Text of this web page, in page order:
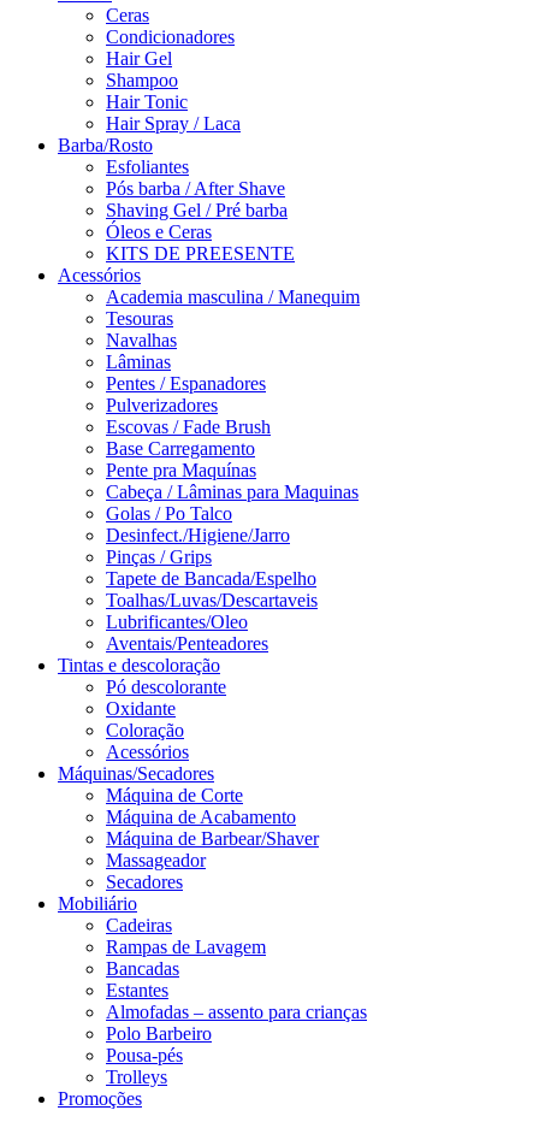
Ceras
Condicionadores
Hair Gel
Shampoo
Hair Tonic
Hair Spray / Laca
Barba/Rosto
Esfoliantes
Pós barba / After Shave
Shaving Gel / Pré barba
Óleos e Ceras
KITS DE PREESENTE
Acessórios
Academia masculina / Manequim
Tesouras
Navalhas
Lâminas
Pentes / Espanadores
Pulverizadores
Escovas / Fade Brush
Base Carregamento
Pente pra Maquínas
Cabeça / Lâminas para Maquinas
Golas / Po Talco
Desinfect./Higiene/Jarro
Pinças / Grips
Tapete de Bancada/Espelho
Toalhas/Luvas/Descartaveis
Lubrificantes/Oleo
Aventais/Penteadores
Tintas e descoloração
Pó descolorante
Oxidante
Coloração
Acessórios
Máquinas/Secadores
Máquina de Corte
Máquina de Acabamento
Máquina de Barbear/Shaver
Massageador
Secadores
Mobiliário
Cadeiras
Rampas de Lavagem
Bancadas
Estantes
Almofadas – assento para crianças
Polo Barbeiro
Pousa-pés
Trolleys
Promoções